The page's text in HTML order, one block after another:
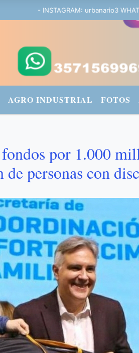
- INSTAGRAM: urbanario3
AGRO INDUSTRIAL FOTOS
por 1.000
personas con